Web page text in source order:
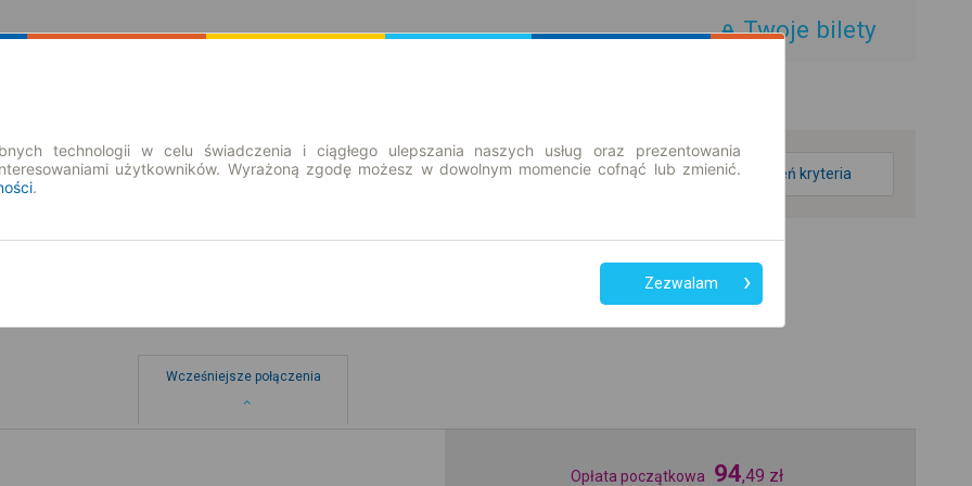
Twoje bilety
zmień kryteria
Wcześniejsze połączenia
Opłata początkowa 94,49 zł
technologii w celu świadczenia i ciągłego ulepszania naszych usług oraz prezentowania
użytkowników. Wyrażoną zgodę możesz w dowolnym momencie cofnąć lub zmienić.
.
Zezwalam